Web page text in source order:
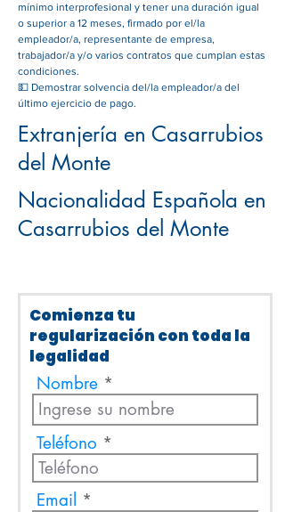
mínimo interprofesional y tener una duración igual
o superior a 12 meses, firmado por el/la
empleador/a, representante de empresa,
trabajador/a y/o varios contratos que cumplan estas
condiciones.
💵 Demostrar solvencia del/la empleador/a del
último ejercicio de pago.
Extranjería en Casarrubios
del Monte
Nacionalidad Española en
Casarrubios del Monte
Comienza tu
regularización con toda la
legalidad
Nombre
Teléfono
Email